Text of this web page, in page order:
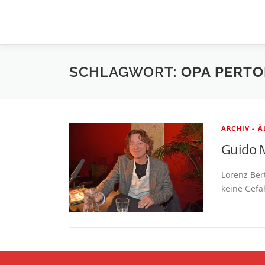
SCHLAGWORT: OPA
ARCHIV -
Guido
Lorenz
keine